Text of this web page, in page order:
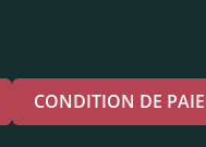
CONDITION DE